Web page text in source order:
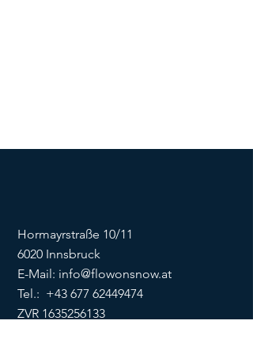
Hormayrstraße 10/11
6020 Innsbruck
E-Mail: info@flowonsnow.at
Tel.: +43 677 62449474
ZVR 1635256133